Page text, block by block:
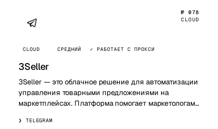
№ 078
CLOUD
CLOUD СРЕДНИЙ ✓ РАБОТАЕТ С ПРОКСИ
3Seller
3Seller — это облачное решение для автоматизации
управления товарными предложениями на
маркетплейсах. Платформа помогает маркетологам
TELEGRAM